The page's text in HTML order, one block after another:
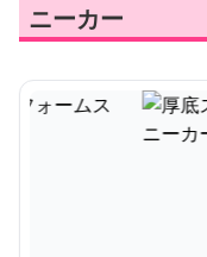
ニーカー